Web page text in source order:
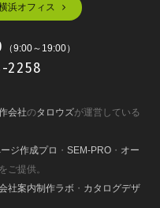
浜オフィス
（9:00～19:00）
2258
会社のタロウズが運営している
ジ作成プロ ・ SEM-PRO ・ オー
をご提供。
社案内制作ラボ ・ カタログデザ